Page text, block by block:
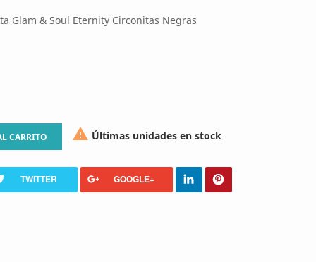
Glam & Soul Eternity Circonitas Negras
CARRITO  Últimas unidades en stock
TWITTER GOOGLE+